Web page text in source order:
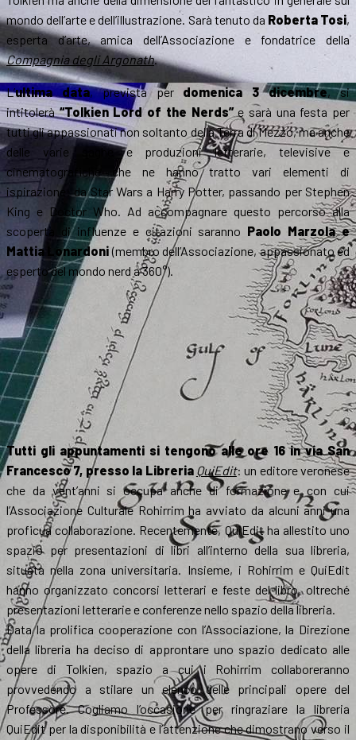
mondo dell’arte e dell’illustrazione. Sarà tenuto da Roberta Tosi,
esperta d’arte, amica dell’Associazione e fondatrice della
Compagnia degli Argonath.
L’ultima data, prevista per domenica 3 dicembre, si
intitolerà“Tolkien Lord of the Nerds”e sarà una festa per
tutti gli appassionati non soltanto della Terra di Mezzo, ma anche
delle varie saghe e produzioni letterarie, televisive e
cinematografiche che ne hanno tratto vari elementi di
ispirazione: da Star Wars a Harry Potter, passando per Stephen
King e Doctor Who. Ad accompagnare questo percorso alla
scoperta di influenze e citazioni saranno Paolo Marzola e
Mattia Lonardoni(membro dell’Associazione, appassionato ed
esperto del mondo nerd a 360°).
Tutti gli appuntamenti si tengono alle ore 16 in via San
Francesco 7, presso la Libreria QuiEdit: un editore veronese
che da vent’anni si occupa anche di formazione e con cui
l’Associazione Culturale Rohirrim ha avviato da alcuni anni una
proficua collaborazione. Recentemente, QuiEdit ha allestito uno
spazio per presentazioni di libri all’interno della sua libreria,
situata nella zona universitaria. Insieme, i Rohirrim e QuiEdit
hanno organizzato concorsi letterari e feste del libro, oltreché
presentazioni letterarie e conferenze nello spazio della libreria.
Data la prolifica cooperazione con l’Associazione, la Direzione
della libreria ha deciso di approntare uno spazio dedicato alle
opere di Tolkien, spazio a cui i Rohirrim collaboreranno
provvedendo a stilare un elenco delle principali opere del
Professore. Cogliamo l’occasione per ringraziare la libreria
QuiEdit per la disponibilità e l’attenzione che dimostrano verso il